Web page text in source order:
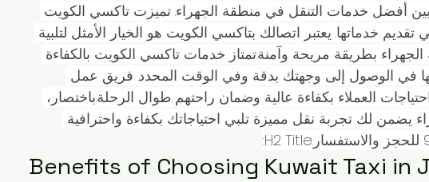
أفضل خدمات التنقل في منطقة الجهراء. تميزت تاكسي الكويت
تقديم خدماتها. يعتبر اتصالك بتاكسي الكويت هو الخيار الأمثل لتلبية
بطريقة مريحة وآمنة.تمتاز خدمات تاكسي الكويت بالكفاءة
في الوصول إلى وجهتك بدقة وفي الوقت المحدد. فريق عمل
العملاء بكفاءة عالية وضمان راحتهم طوال الرحلة.باختصار،
يضمن لك تجربة نقل مميزة تلبي احتياجاتك بكفاءة واحترافية.
Benefits of Choosing Kuwait Taxi in